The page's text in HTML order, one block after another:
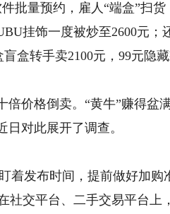
批量预约，雇人“端盒”扫货
挂饰一度被炒至2600元；
盒转手卖2100元，99元隐
价格倒卖。“黄牛”赚得盆满
对此展开了调查。
发布时间，提前做好加购
社交平台、二手交易平台上